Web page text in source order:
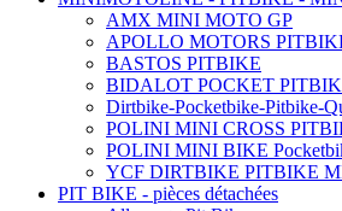
AMX MINI MOTO GP
APOLLO MOTORS
BASTOS PITBIKE
BIDALOT POCKET
Dirtbike-Pocketbike-Pitbike-
POLINI MINI CROSS
POLINI MINI BIKE
YCF DIRTBIKE PITBIKE
PIT BIKE - pièces détachées